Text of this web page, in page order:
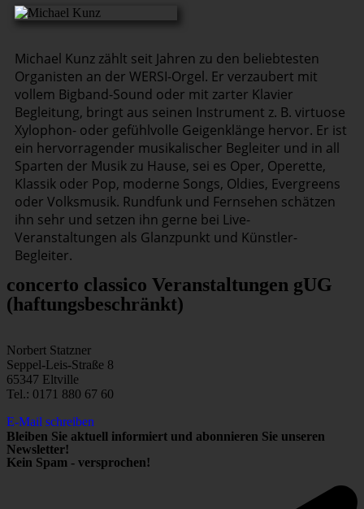
Michael Kunz zählt seit Jahren zu den beliebtesten
Organisten an der WERSI-Orgel. Er verzaubert mit
vollem Bigband-Sound oder mit zarter Klavier
Begleitung, bringt aus seinen Instrument z. B. virtuose
Xylophon- oder gefühlvolle Geigenklänge hervor. Er ist
ein hervorragender musikalischer Begleiter und in all
Sparten der Musik zu Hause, sei es Oper, Operette,
Klassik oder Pop, moderne Songs, Oldies, Evergreens
oder Volksmusik. Rundfunk und Fernsehen schätzen
ihn sehr und setzen ihn gerne bei Live-
Veranstaltungen als Glanzpunkt und Künstler-
Begleiter.
concerto classico Veranstaltungen gUG
(haftungsbeschränkt)
Norbert Statzner
Seppel-Leis-Straße 8
65347 Eltville
Tel.: 0171 880 67 60
E-Mail schreiben
Bleiben Sie aktuell informiert und abonnieren Sie unseren
Newsletter!
Kein Spam - versprochen!